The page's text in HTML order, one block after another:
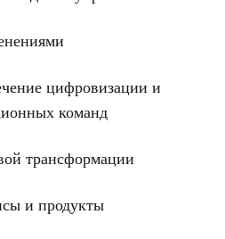
цифровизации и
команд
трансформации
и продукты